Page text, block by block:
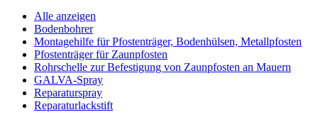
Alle anzeigen
Bodenbohrer
Montagehilfe für Pfostenträger, Bodenhülsen, Metallpfosten
Pfostenträger für Zaunpfosten
Rohrschelle zur Befestigung von Zaunpfosten an Mauern
GALVA-Spray
Reparaturspray
Reparaturlackstift